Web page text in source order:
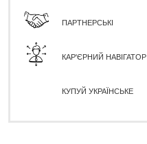
ПАРТНЕРСЬКІ
КАР'ЄРНИЙ НАВІГАТОР
КУПУЙ УКРАЇНСЬКЕ